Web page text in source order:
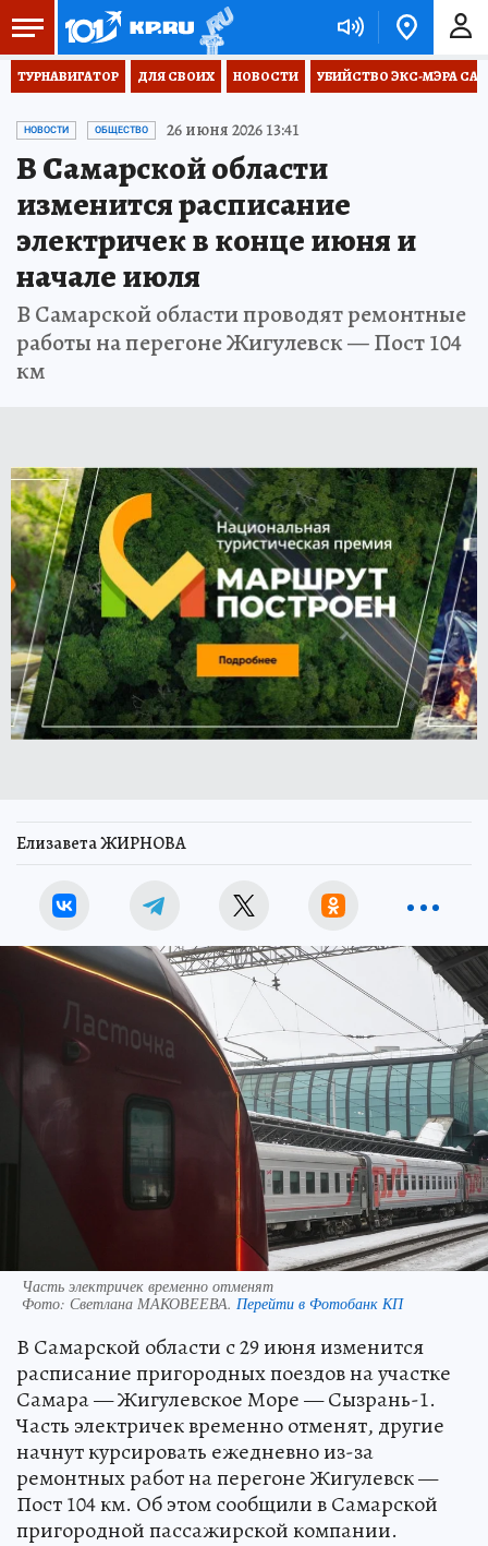
ТУРНАВИГАТОР ДЛЯ СВОИХ НОВОСТИ УБИЙСТВО ЭКС-МЭРА
НОВОСТИ ОБЩЕСТВО 26 июня 2026 13:41
В Самарской области
изменится расписание
электричек в конце июня и
начале июля
В Самарской области проводят ремонтные
работы на перегоне Жигулевск — Пост 104
км
Елизавета ЖИРНОВА
Часть электричек временно отменят
Фото: Светлана МАКОВЕЕВА. Перейти в Фотобанк КП
В Самарской области с 29 июня изменится
расписание пригородных поездов на участке
Самара — Жигулевское Море — Сызрань-1.
Часть электричек временно отменят, другие
начнут курсировать ежедневно из-за
ремонтных работ на перегоне Жигулевск —
Пост 104 км. Об этом сообщили в Самарской
пригородной пассажирской компании.